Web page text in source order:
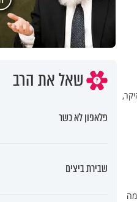
שאל את הרב
פלאפון לא כשר
שבירת ביצים